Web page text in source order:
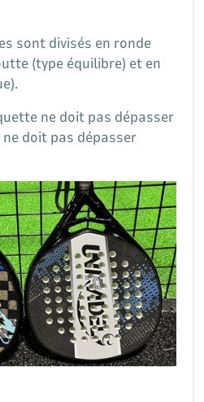
sont divisés en ronde
(type équilibre) et en
ne doit pas dépasser
doit pas dépasser